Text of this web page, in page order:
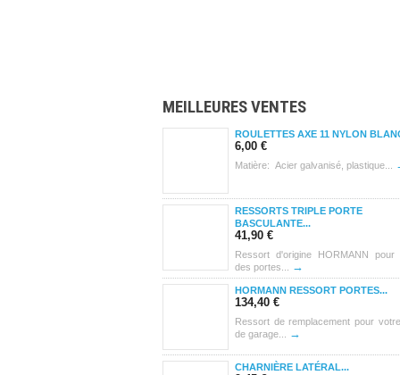
MEILLEURES VENTES
ROULETTES AXE 11 NYLON
6,00 €
Matière: Acier galvanisé, plastique...
RESSORTS TRIPLE PORTE
BASCULANTE...
41,90 €
Ressort d'origine HORMANN pour
des portes...
→
HORMANN RESSORT PORTES...
134,40 €
Ressort de remplacement pour
de garage...
→
CHARNIÈRE LATÉRAL...